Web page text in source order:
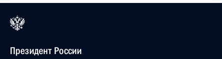
Президент России